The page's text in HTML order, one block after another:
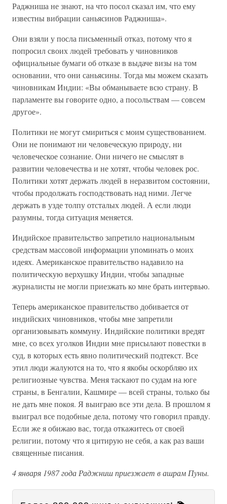
Раджниша не знают, на что посол сказал им, что ему
известны вибрации саньясинов Раджниша».
Они взяли у посла письменный отказ, потому что я
попросил своих людей требовать у чиновников
официальные бумаги об отказе в выдаче визы на том
основании, что они саньясины. Тогда мы можем сказать
чиновникам Индии: «Вы обманываете всю страну. В
парламенте вы говорите одно, а посольствам — совсем
другое».
Политики не могут смириться с моим существованием.
Они не понимают ни человеческую природу, ни
человеческое сознание. Они ничего не смыслят в
развитии человечества и не хотят, чтобы человек рос.
Политики хотят держать людей в неразвитом состоянии,
чтобы продолжать господствовать над ними. Легче
держать в узде толпу отсталых людей. А если люди
разумны, тогда ситуация меняется.
Индийское правительство запретило национальным
средствам массовой информации упоминать о моих
идеях. Американское правительство надавило на
политическую верхушку Индии, чтобы западные
журналисты не могли приезжать ко мне брать интервью.
Теперь американское правительство добивается от
индийских чиновников, чтобы мне запретили
организовывать коммуну. Индийские политики вредят
мне, со всех уголков Индии мне присылают повестки в
суд, в которых есть явно политический подтекст. Все
этил люди жалуются на то, что я якобы оскорбляю их
религиозные чувства. Меня таскают по судам на юге
страны, в Бенгалии, Кашмире — всей страны, только бы
не дать мне покоя. Я выиграю все эти дела. В прошлом я
выиграл все подобные дела, потому что говорил правду.
Если же я обижаю вас, тогда откажитесь от своей
религии, потому что я цитирую не себя, а как раз ваши
священные писания.
4 января 1987 года Раджниш приезжает в ашрам Пуны.